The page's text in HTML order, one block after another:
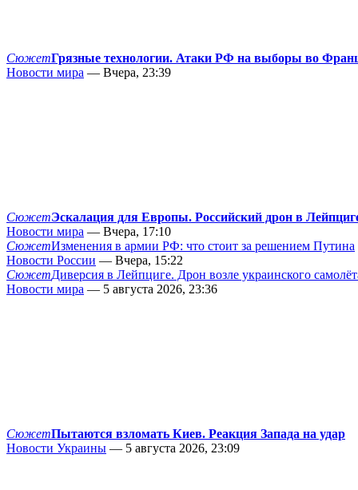
СюжетГрязные технологии. Атаки РФ на выборы во
Новости мира — Вчера, 23:39
СюжетЭскалация для Европы. Российский дрон в
Новости мира — Вчера, 17:10
СюжетИзменения в армии РФ: что стоит за решением Путина
Новости России — Вчера, 15:22
СюжетДиверсия в Лейпциге. Дрон возле украинского
Новости мира — 5 августа 2026, 23:36
СюжетПытаются взломать Киев. Реакция Запада на удар
Новости Украины — 5 августа 2026, 23:09